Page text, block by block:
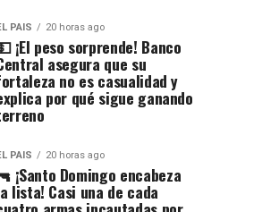
PAIS 20 horas ago
¡El peso sorprende! Banco
asegura que su
no es casualidad y
por qué sigue ganando
PAIS 20 horas ago
¡Santo Domingo encabeza
lista! Casi una de cada